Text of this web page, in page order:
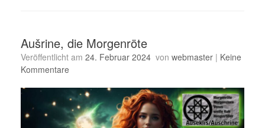
Aušrine, die Morgenröte
Veröffentlicht am 24. Februar 2024 von webmaster | Keine
Kommentare